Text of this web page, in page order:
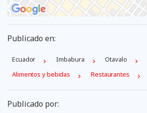
Publicado en:
Ecuador Imbabura Otavalo
Alimentos y bebidas
Restaurantes
Publicado por: